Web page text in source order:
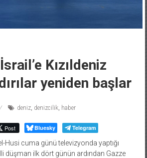
Kızıldeniz
yeniden başlar
deniz, denizcilik, haber
Post Bluesky Telegram
Husi cuma günü televizyonda yaptığı
düşman ilk dört günün ardından Gazze